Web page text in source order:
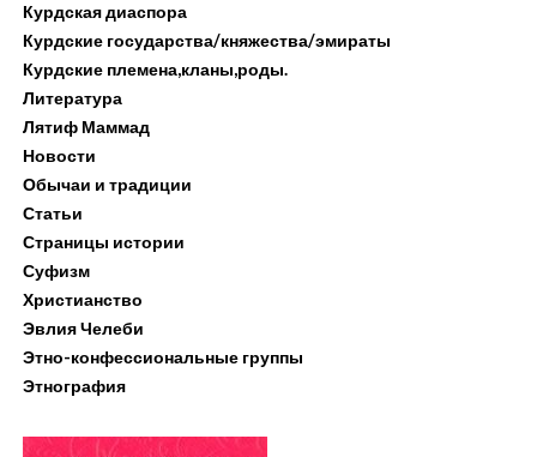
Курдская диаспора
Курдские государства/княжества/эмираты
Курдские племена,кланы,роды.
Литература
Лятиф Маммад
Новости
Обычаи и традиции
Статьи
Страницы истории
Суфизм
Христианство
Эвлия Челеби
Этно-конфессиональные группы
Этнография